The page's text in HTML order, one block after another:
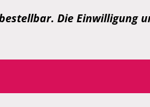
Die Einwilligung